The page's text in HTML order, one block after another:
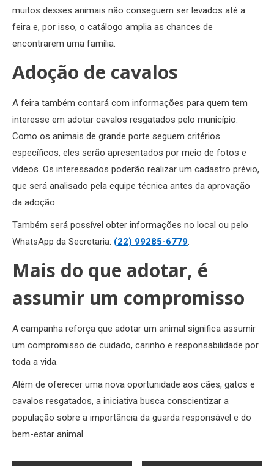
muitos desses animais não conseguem ser levados até a
feira e, por isso, o catálogo amplia as chances de
encontrarem uma família.
Adoção de cavalos
A feira também contará com informações para quem tem
interesse em adotar cavalos resgatados pelo município.
Como os animais de grande porte seguem critérios
específicos, eles serão apresentados por meio de fotos e
vídeos. Os interessados poderão realizar um cadastro prévio,
que será analisado pela equipe técnica antes da aprovação
da adoção.
Também será possível obter informações no local ou pelo
WhatsApp da Secretaria: (22) 99285-6779.
Mais do que adotar, é
assumir um compromisso
A campanha reforça que adotar um animal significa assumir
um compromisso de cuidado, carinho e responsabilidade por
toda a vida.
Além de oferecer uma nova oportunidade aos cães, gatos e
cavalos resgatados, a iniciativa busca conscientizar a
população sobre a importância da guarda responsável e do
bem-estar animal.